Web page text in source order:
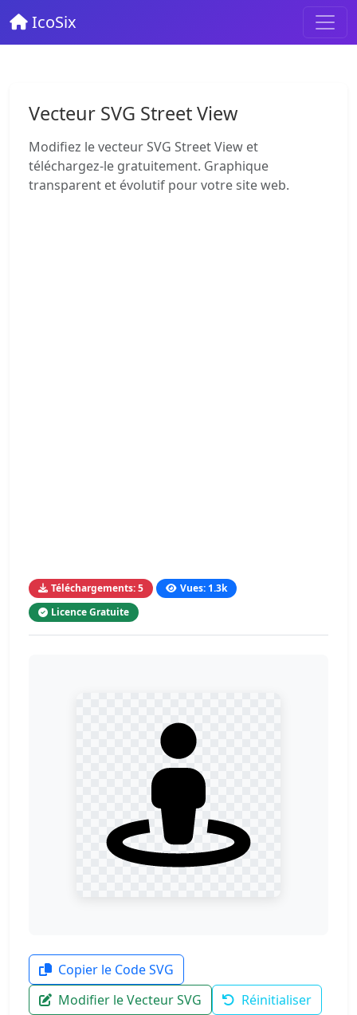
IcoSix
Vecteur SVG Street View
Modifiez le vecteur SVG Street View et
téléchargez-le gratuitement. Graphique
transparent et évolutif pour votre site web.
Téléchargements: 5
Vues: 1.3k
Licence Gratuite
Copier le Code SVG
Modifier le Vecteur SVG
Réinitialiser